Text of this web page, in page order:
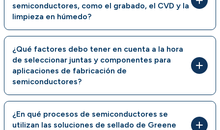
semiconductores, como el grabado, el CVD y la
limpieza en húmedo?
¿Qué factores debo tener en cuenta a la hora
de seleccionar juntas y componentes para
aplicaciones de fabricación de
semiconductores?
¿En qué procesos de semiconductores se
utilizan las soluciones de sellado de Greene